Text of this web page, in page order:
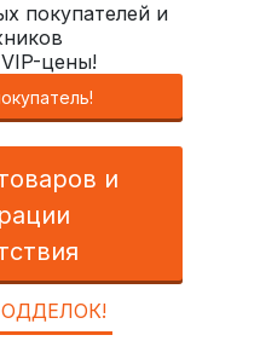
покупателей и
цены!
и